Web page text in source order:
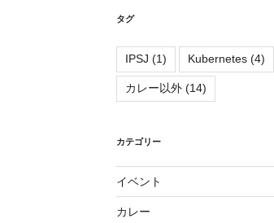
タグ
IPSJ (1) Kubernetes(4)
カレー以外(14)
カテゴリー
イベント
カレー